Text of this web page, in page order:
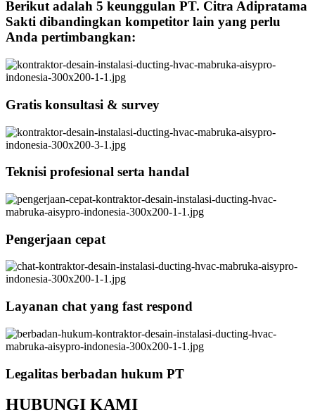
Berikut adalah 5 keunggulan PT. Citra Adipratama
Sakti dibandingkan kompetitor lain yang perlu
Anda pertimbangkan:
Gratis konsultasi & survey
Teknisi profesional serta handal
Pengerjaan cepat
Layanan chat yang fast respond
Legalitas berbadan hukum PT
HUBUNGI KAMI